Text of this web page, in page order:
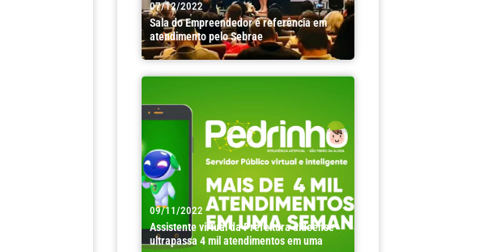
07/12/2022
Sala do Empreendedor é referência em
atendimento pelo Sebrae
09/11/2022
Assistente virtual da Prefeitura aldeense
ultrapassa 4 mil atendimentos em uma